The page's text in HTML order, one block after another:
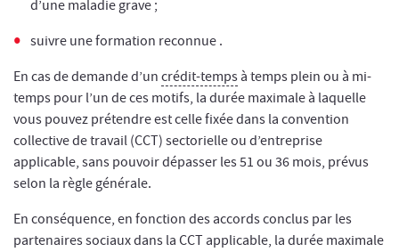
d’une maladie grave ;
suivre une formation reconnue .
En cas de demande d’un crédit-temps à temps plein ou à mi-
temps pour l’un de ces motifs, la durée maximale à laquelle
vous pouvez prétendre est celle fixée dans la convention
collective de travail (CCT) sectorielle ou d’entreprise
applicable, sans pouvoir dépasser les 51 ou 36 mois, prévus
selon la règle générale.
En conséquence, en fonction des accords conclus par les
partenaires sociaux dans la CCT applicable, la durée maximale